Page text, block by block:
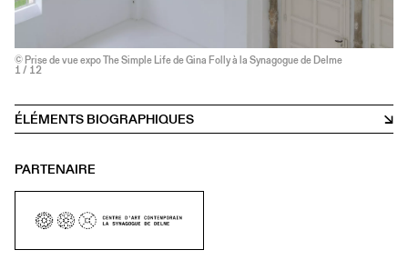
© Prise de vue expo The Simple Life de Gina Folly à la Synagogue de Delme
1 / 12
ÉLÉMENTS BIOGRAPHIQUES
PARTENAIRE